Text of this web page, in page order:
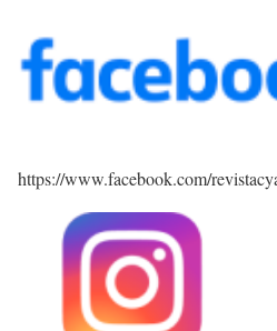
https://www.facebook.com/